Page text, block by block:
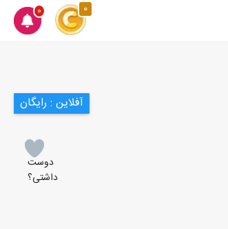
0 0
آفلاین : رایگان
دوست
داشتی؟